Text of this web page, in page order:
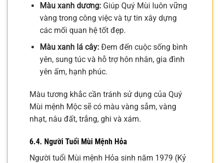
Màu xanh dương:Giúp Quý Mùi luôn vững
vàng trong công việc và tự tin xây dựng
các mối quan hệ tốt đẹp.
Màu xanh lá cây:Đem đến cuộc sống bình
yên, sung túc và hỗ trợ hôn nhân, gia đình
yên ấm, hạnh phúc.
Màu tương khắc cần tránh sử dụng của Quý
Mùi mệnh Mộc sẽ có màu vàng sẫm, vàng
nhạt, nâu đất, trắng, ghi và xám.
6.4. Người Tuổi Mùi Mệnh Hỏa
Người tuổi Mùi mệnh Hỏa sinh năm 1979 (Kỷ